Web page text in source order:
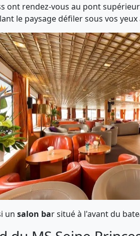
ont rendez-vous au pont
le paysage défiler sous vos
unsalon bar situé à l'avant du